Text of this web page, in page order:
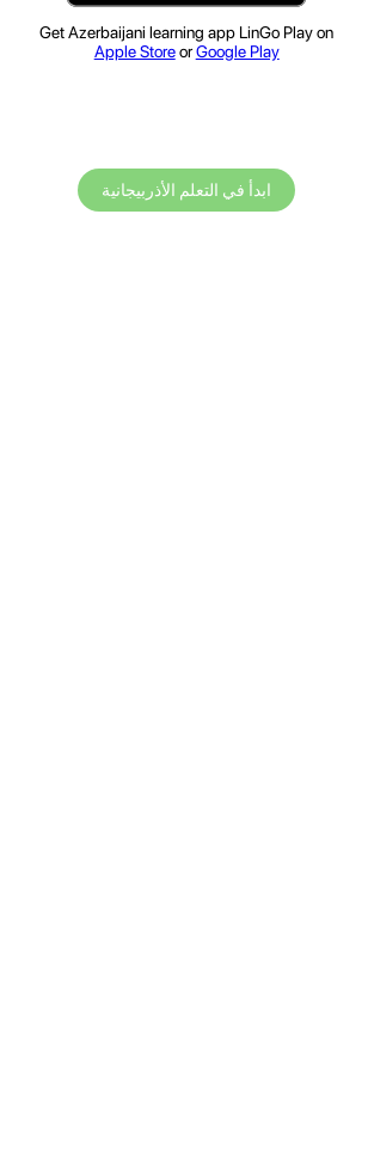
Get Azerbaijani learning app LinGo Play on
Apple StoreorGoogle Play
ابدأ في التعلم الأذربيجانية